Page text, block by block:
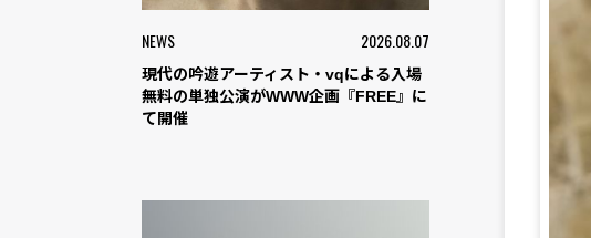
NEWS 2026.08.07
現代の吟遊アーティスト・vqによる入場
無料の単独公演がWWW企画『FREE』に
て開催